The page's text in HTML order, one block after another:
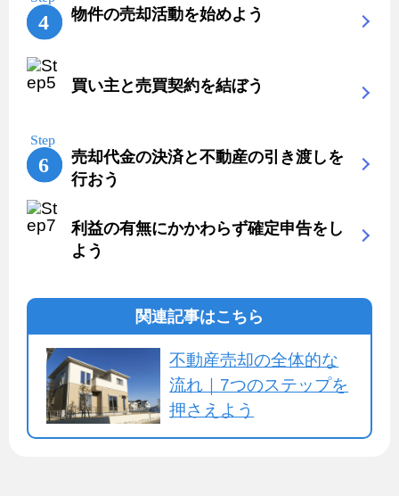
物件の売却活動を始めよう
買い主と売買契約を結ぼう
売却代金の決済と不動産の引き渡しを
行おう
利益の有無にかかわらず確定申告をし
よう
関連記事はこちら
不動産売却の全体的な
流れ｜7つのステップを
押さえよう